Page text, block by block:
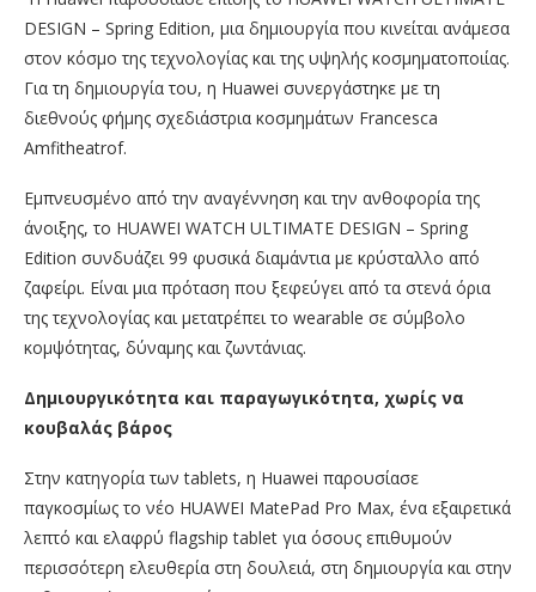
DESIGN – Spring Edition, μια δημιουργία που κινείται ανάμεσα
στον κόσμο της τεχνολογίας και της υψηλής κοσμηματοποιίας.
Για τη δημιουργία του, η Huawei συνεργάστηκε με τη
διεθνούς φήμης σχεδιάστρια κοσμημάτων Francesca
Amfitheatrof.
Εμπνευσμένο από την αναγέννηση και την ανθοφορία της
άνοιξης, το HUAWEI WATCH ULTIMATE DESIGN – Spring
Edition συνδυάζει 99 φυσικά διαμάντια με κρύσταλλο από
ζαφείρι. Είναι μια πρόταση που ξεφεύγει από τα στενά όρια
της τεχνολογίας και μετατρέπει το wearable σε σύμβολο
κομψότητας, δύναμης και ζωντάνιας.
Δημιουργικότητα και παραγωγικότητα, χωρίς να
κουβαλάς βάρος
Στην κατηγορία των tablets, η Huawei παρουσίασε
παγκοσμίως το νέο HUAWEI MatePad Pro Max, ένα εξαιρετικά
λεπτό και ελαφρύ flagship tablet για όσους επιθυμούν
περισσότερη ελευθερία στη δουλειά, στη δημιουργία και στην